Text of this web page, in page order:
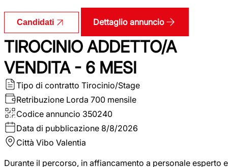
Candidati Dettaglio annuncio
TIROCINIO ADDETTO/A
VENDITA - 6 MESI
Tipo di contratto Tirocinio/Stage
Retribuzione Lorda 700 mensile
Codice annuncio 350240
Data di pubblicazione 8/8/2026
Città Vibo Valentia
Durante il percorso, in affiancamento a personale esperto e